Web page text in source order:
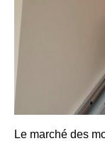
Le marché des